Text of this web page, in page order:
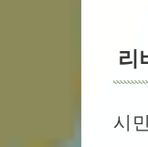
리
시